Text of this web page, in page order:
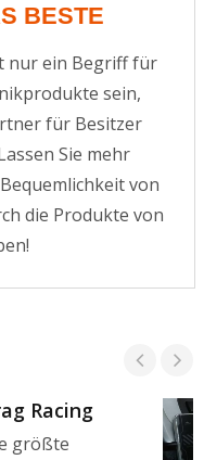
BESTE
nur ein Begriff für
sein,
für Besitzer
Sie mehr
von
die Produkte von
Racing
größte